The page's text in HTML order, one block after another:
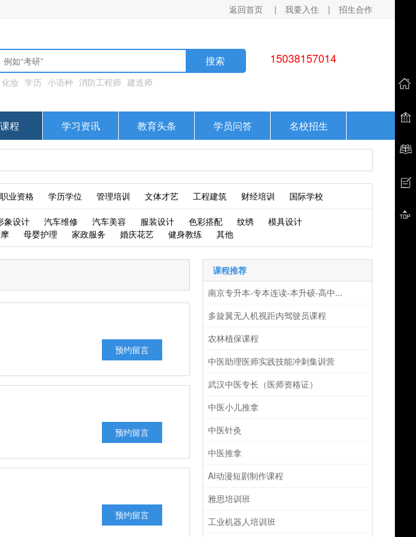
返回首页 | 我要入住 | 招生合作
15038157014
搜索
化妆 学历 小语种 消防工程师 建造师
程 学习资讯 教育头条 学员问答 名校招生
职业资格 学历学位 管理培训 文体才艺 工程建筑 财经培训 国际学校
象设计 汽车维修 汽车美容 服装设计 色彩搭配 纹绣
模具设计
母婴护理 家政服务 婚庆花艺 健身教练 其他
预约留言
预约留言
预约留言
课程推荐
南京专升本-专本连读-本升硕-高中...
多旋翼无人机视距内驾驶员课程
农林植保课程
中医助理医师实践技能冲刺集训营
武汉中医专长（医师资格证）
中医小儿推拿
中医针灸
中医推拿
AI动漫短剧制作课程
雅思培训班
工业机器人培训班